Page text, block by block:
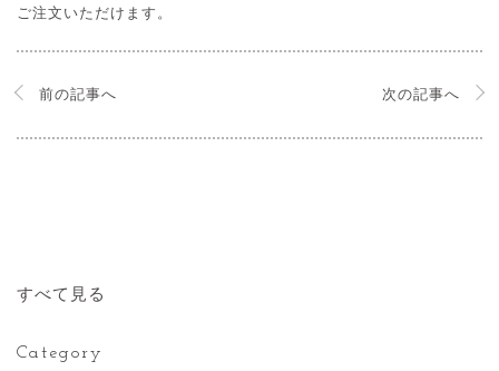
ご注文いただけます。
前の記事へ 次の記事へ
すべて見る
Category